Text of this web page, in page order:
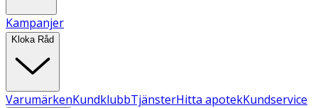
Kampanjer
Kloka Råd
VarumärkenKundklubbTjänsterHitta apotekKundservice